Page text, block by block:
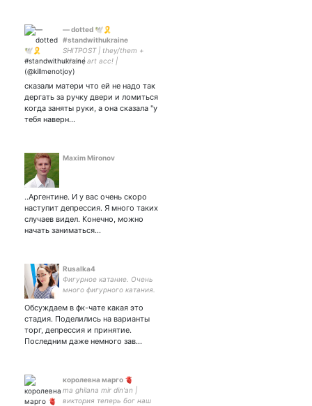
— dotted 🕊🎗
#standwithukraine
SHITPOST | they/them +
other | art acc! |
#lmaolandsmp | queer
feminist | соулка я кри- |
#dsmptwt #ppcrewtwt |
nonreciprocal
сказали матери что ей не надо так
дергать за ручку двери и ломиться
когда заняты руки, а она сказала "у
тебя наверн…
Maxim Mironov
..Аргентине. И у вас очень скоро
наступит депрессия. Я много таких
случаев видел. Конечно, можно
начать заниматься…
Rusalka4
Фигурное катание. Очень
много фигурного катания.
чем фигурного катания.
Обсуждаем в фк-чате какая это
стадия. Поделились на варианты
торг, депрессия и принятие.
Последним даже немного зав…
королевна марго 🫀
ma ghilana mir din'an |
виктория теперь бог наш